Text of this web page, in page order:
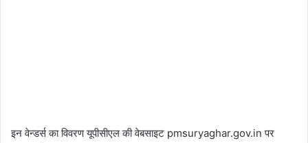
इन वेन्डर्स का विवरण यूपीसीएल की वेबसाइट pmsuryaghar.gov.in पर